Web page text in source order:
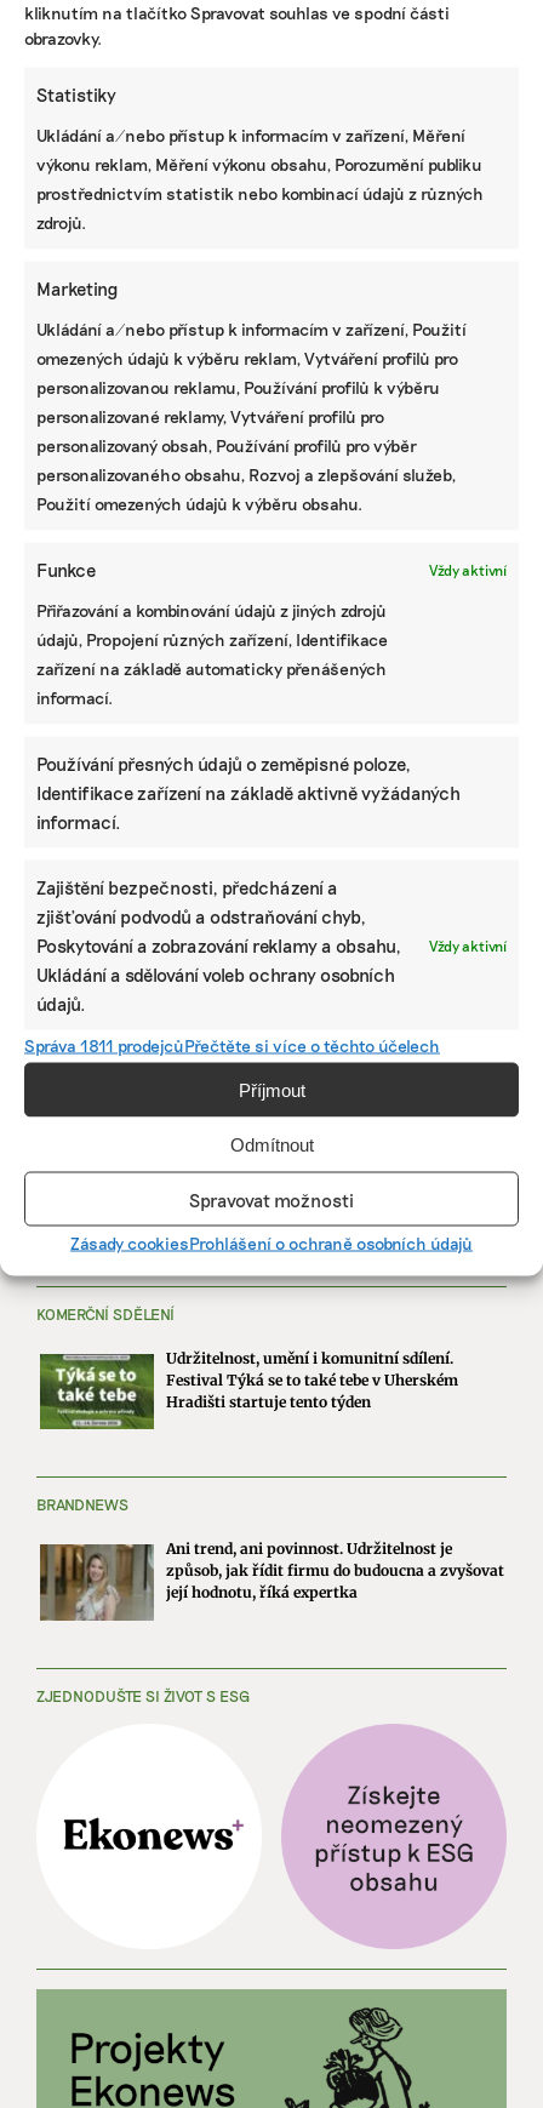
kliknutím na tlačítko Spravovat souhlas ve spodní části
obrazovky.
Statistiky
Ukládání a/nebo přístup k informacím v zařízení, Měření
výkonu reklam, Měření výkonu obsahu, Porozumění publiku
prostřednictvím statistik nebo kombinací údajů z různých
zdrojů.
Marketing
Ukládání a/nebo přístup k informacím v zařízení, Použití
omezených údajů k výběru reklam, Vytváření profilů pro
personalizovanou reklamu, Používání profilů k výběru
personalizované reklamy, Vytváření profilů pro
personalizovaný obsah, Používání profilů pro výběr
personalizovaného obsahu, Rozvoj a zlepšování služeb,
Použití omezených údajů k výběru obsahu.
Funkce Vždy aktivní
Přiřazování a kombinování údajů z jiných zdrojů
údajů, Propojení různých zařízení, Identifikace
zařízení na základě automaticky přenášených
informací.
Používání přesných údajů o zeměpisné poloze,
Identifikace zařízení na základě aktivně vyžádaných
informací.
Zajištění bezpečnosti, předcházení a
zjišťování podvodů a odstraňování chyb,
Poskytování a zobrazování reklamy a obsahu,
Ukládání a sdělování voleb ochrany osobních
údajů.
Vždy aktivní
Správa 1811 prodejcůPřečtěte si více o těchto účelech
Příjmout
Odmítnout
Spravovat možnosti
Zásady cookiesProhlášení o ochraně osobních údajů
Chceme získat desítky milionů na
udržitelnost, říká právník Abel. Po střetu s
Turkem rozjíždí fond s podporou
developera Sekyry
Přihlásit odběr
NEJZAJÍMAVĚJŠÍ
popisuje brněnská floristka problémy s
Fotovoltaika na balkoně utáhne
domácnost, zatímco jste v práci. Lidé je
Kvůli Turkovi a Motoristům může Česko
přijít o desítky miliard. Ve hře jsou
STÁHNĚTE SI NAŠE E-BOOKY
KOMERČNÍ SDĚLENÍ
Udržitelnost, umění i komunitní sdílení.
Festival Týká se to také tebe v Uherském
Hradišti startuje tento týden
BRANDNEWS
Ani trend, ani povinnost. Udržitelnost je
způsob, jak řídit firmu do budoucna a zvyšovat
její hodnotu, říká expertka
ZJEDNODUŠTE SI ŽIVOT S ESG